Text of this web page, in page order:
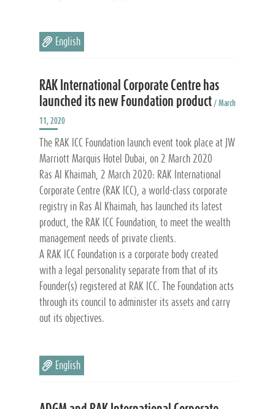
English
RAK International Corporate Centre has
launched its new Foundation product / March
11, 2020
The RAK ICC Foundation launch event took place at JW
Marriott Marquis Hotel Dubai, on 2 March 2020
Ras Al Khaimah, 2 March 2020: RAK International
Corporate Centre (RAK ICC), a world-class corporate
registry in Ras Al Khaimah, has launched its latest
product, the RAK ICC Foundation, to meet the wealth
management needs of private clients.
A RAK ICC Foundation is a corporate body created
with a legal personality separate from that of its
Founder(s) registered at RAK ICC. The Foundation acts
through its council to administer its assets and carry
out its objectives.
English